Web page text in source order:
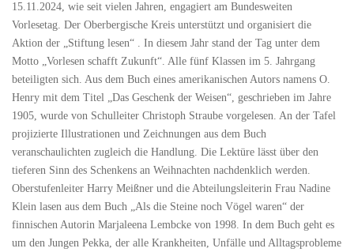
15.11.2024, wie seit vielen Jahren, engagiert am Bundesweiten
Vorlesetag. Der Oberbergische Kreis unterstützt und organisiert die
Aktion der „Stiftung lesen“ . In diesem Jahr stand der Tag unter dem
Motto „Vorlesen schafft Zukunft“. Alle fünf Klassen im 5. Jahrgang
beteiligten sich. Aus dem Buch eines amerikanischen Autors namens O.
Henry mit dem Titel „Das Geschenk der Weisen“, geschrieben im Jahre
1905, wurde von Schulleiter Christoph Straube vorgelesen. An der Tafel
projizierte Illustrationen und Zeichnungen aus dem Buch
veranschaulichten zugleich die Handlung. Die Lektüre lässt über den
tieferen Sinn des Schenkens an Weihnachten nachdenklich werden.
Oberstufenleiter Harry Meißner und die Abteilungsleiterin Frau Nadine
Klein lasen aus dem Buch „Als die Steine noch Vögel waren“ der
finnischen Autorin Marjaleena Lembcke von 1998. In dem Buch geht es
um den Jungen Pekka, der alle Krankheiten, Unfälle und Alltagsprobleme